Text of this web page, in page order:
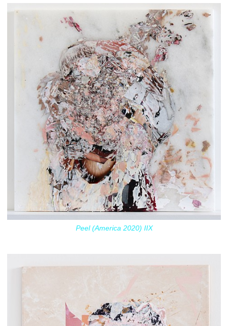
Peel (America 2020) IIX